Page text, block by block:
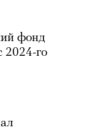
фонд
2024-го